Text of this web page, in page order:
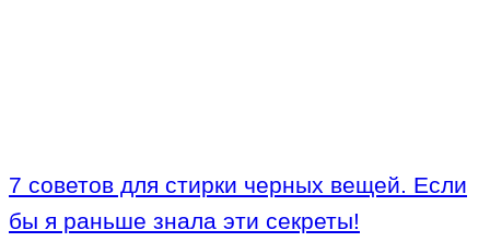
7 советов для стирки черных вещей. Если
бы я раньше знала эти секреты!